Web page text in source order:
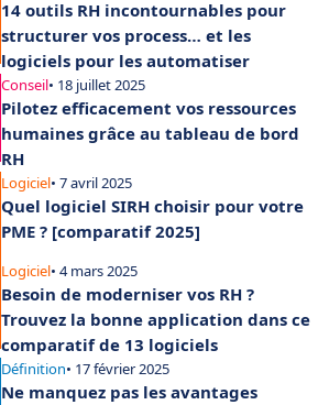
14 outils RH incontournables pour
structurer vos process… et les
logiciels pour les automatiser
Conseil• 18 juillet 2025
Pilotez efficacement vos ressources
humaines grâce au tableau de bord
RH
Logiciel• 7 avril 2025
Quel logiciel SIRH choisir pour votre
PME ? [comparatif 2025]
Logiciel• 4 mars 2025
Besoin de moderniser vos RH ?
Trouvez la bonne application dans ce
comparatif de 13 logiciels
Définition• 17 février 2025
Ne manquez pas les avantages